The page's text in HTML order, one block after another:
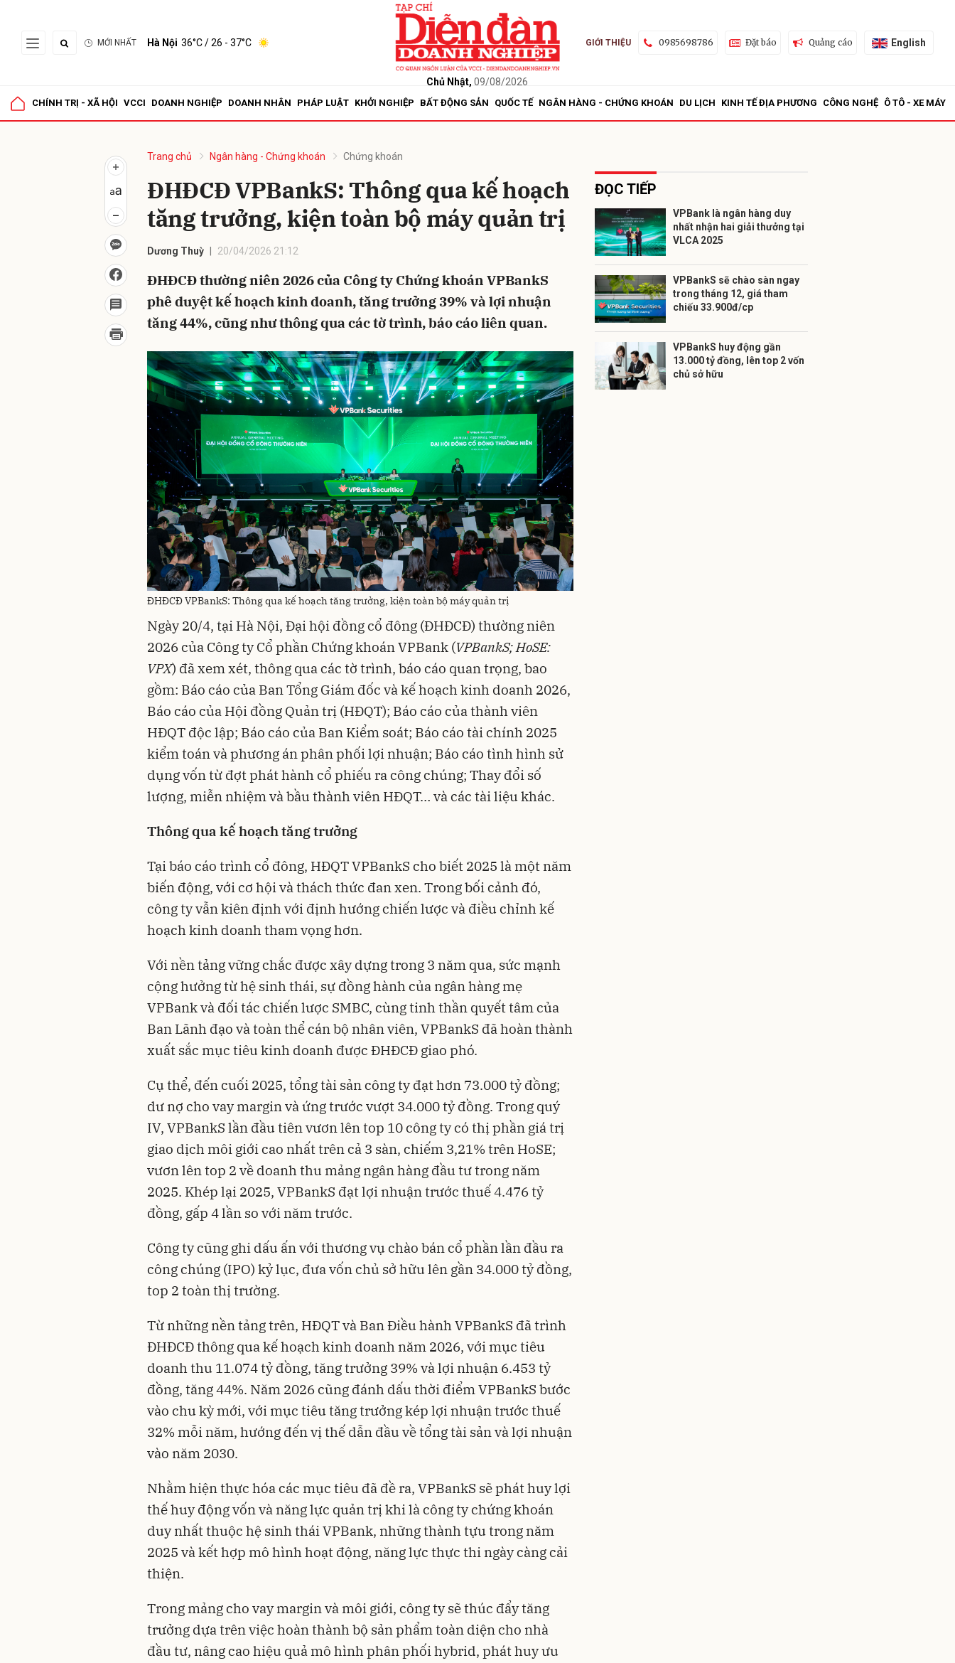
MỚI NHẤT Hà Nội 36°C/ 26 - 37°C
Chủ Nhật, 09/08/2026
GIỚI THIỆU 0985698786 Đặt báo Quảng cáo English
CHÍNH TRỊ - XÃ HỘI VCCI DOANH NGHIỆP DOANH NHÂN PHÁP LUẬT KHỞI NGHIỆP BẤT ĐỘNG SẢN QUỐC TẾ NGÂN HÀNG - CHỨNG KHOÁN DU LỊCH KINH TẾ ĐỊA PHƯƠNG CÔNG NGHỆ Ô TÔ - XE MÁY
Trang chủ Ngân hàng - Chứng khoán Chứng khoán
ĐHĐCĐ VPBankS: Thông qua kế hoạch
tăng trưởng, kiện toàn bộ máy quản trị
Dương Thuỳ 20/04/2026 21:12
ĐHĐCĐ thường niên 2026 của Công ty Chứng khoán VPBankS
phê duyệt kế hoạch kinh doanh, tăng trưởng 39% và lợi nhuận
tăng 44%, cũng như thông qua các tờ trình, báo cáo liên quan.
ĐHĐCĐ VPBankS: Thông qua kế hoạch tăng trưởng, kiện toàn bộ máy quản trị
Ngày 20/4, tại Hà Nội, Đại hội đồng cổ đông (ĐHĐCĐ) thường niên
2026 của Công ty Cổ phần Chứng khoán VPBank (VPBankS; HoSE:
VPX) đã xem xét, thông qua các tờ trình, báo cáo quan trọng, bao
gồm: Báo cáo của Ban Tổng Giám đốc và kế hoạch kinh doanh 2026,
Báo cáo của Hội đồng Quản trị (HĐQT); Báo cáo của thành viên
HĐQT độc lập; Báo cáo của Ban Kiểm soát; Báo cáo tài chính 2025
kiểm toán và phương án phân phối lợi nhuận; Báo cáo tình hình sử
dụng vốn từ đợt phát hành cổ phiếu ra công chúng; Thay đổi số
lượng, miễn nhiệm và bầu thành viên HĐQT… và các tài liệu khác.
Thông qua kế hoạch tăng trưởng
Tại báo cáo trình cổ đông, HĐQT VPBankS cho biết 2025 là một năm
biến động, với cơ hội và thách thức đan xen. Trong bối cảnh đó,
công ty vẫn kiên định với định hướng chiến lược và điều chỉnh kế
hoạch kinh doanh tham vọng hơn.
Với nền tảng vững chắc được xây dựng trong 3 năm qua, sức mạnh
cộng hưởng từ hệ sinh thái, sự đồng hành của ngân hàng mẹ
VPBank và đối tác chiến lược SMBC, cùng tinh thần quyết tâm của
Ban Lãnh đạo và toàn thể cán bộ nhân viên, VPBankS đã hoàn thành
xuất sắc mục tiêu kinh doanh được ĐHĐCĐ giao phó.
Cụ thể, đến cuối 2025, tổng tài sản công ty đạt hơn 73.000 tỷ đồng;
dư nợ cho vay margin và ứng trước vượt 34.000 tỷ đồng. Trong quý
IV, VPBankS lần đầu tiên vươn lên top 10 công ty có thị phần giá trị
giao dịch môi giới cao nhất trên cả 3 sàn, chiếm 3,21% trên HoSE;
vươn lên top 2 về doanh thu mảng ngân hàng đầu tư trong năm
2025. Khép lại 2025, VPBankS đạt lợi nhuận trước thuế 4.476 tỷ
đồng, gấp 4 lần so với năm trước.
Công ty cũng ghi dấu ấn với thương vụ chào bán cổ phần lần đầu ra
công chúng (IPO) kỷ lục, đưa vốn chủ sở hữu lên gần 34.000 tỷ đồng,
top 2 toàn thị trường.
Từ những nền tảng trên, HĐQT và Ban Điều hành VPBankS đã trình
ĐHĐCĐ thông qua kế hoạch kinh doanh năm 2026, với mục tiêu
doanh thu 11.074 tỷ đồng, tăng trưởng 39% và lợi nhuận 6.453 tỷ
đồng, tăng 44%. Năm 2026 cũng đánh dấu thời điểm VPBankS bước
vào chu kỳ mới, với mục tiêu tăng trưởng kép lợi nhuận trước thuế
32% mỗi năm, hướng đến vị thế dẫn đầu về tổng tài sản và lợi nhuận
vào năm 2030.
Nhằm hiện thực hóa các mục tiêu đã đề ra, VPBankS sẽ phát huy lợi
thế huy động vốn và năng lực quản trị khi là công ty chứng khoán
duy nhất thuộc hệ sinh thái VPBank, những thành tựu trong năm
2025 và kết hợp mô hình hoạt động, năng lực thực thi ngày càng cải
thiện.
Trong mảng cho vay margin và môi giới, công ty sẽ thúc đẩy tăng
trưởng dựa trên việc hoàn thành bộ sản phẩm toàn diện cho nhà
đầu tư, nâng cao hiệu quả mô hình phân phối hybrid, phát huy ưu
ĐỌC TIẾP
VPBank là ngân hàng duy
nhất nhận hai giải thưởng tại
VLCA 2025
VPBankS sẽ chào sàn ngay
trong tháng 12, giá tham
chiếu 33.900đ/cp
VPBankS huy động gần
13.000 tỷ đồng, lên top 2 vốn
chủ sở hữu
Gửi